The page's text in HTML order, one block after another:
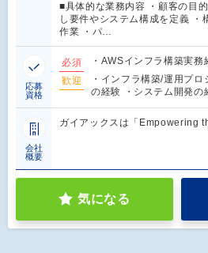
■具体的な業務内容 ・顧客の目
し要件やシステム構成を定義 ・
作業 ・パ…
応募
資格
必須
・AWSインフラ構築実務
歓迎
・インフラ構築/運用プ
の経験 ・システム開発の
会社
概要
ガイアックスは「Empowering
気になる